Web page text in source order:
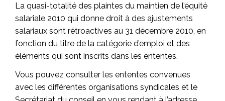
La quasi-totalité des plaintes du maintien de l’équité
salariale 2010 qui donne droit à des ajustements
salariaux sont rétroactives au 31 décembre 2010, en
fonction du titre de la catégorie d’emploi et des
éléments qui sont inscrits dans les ententes.
Vous pouvez consulter les ententes convenues
avec les différentes organisations syndicales et le